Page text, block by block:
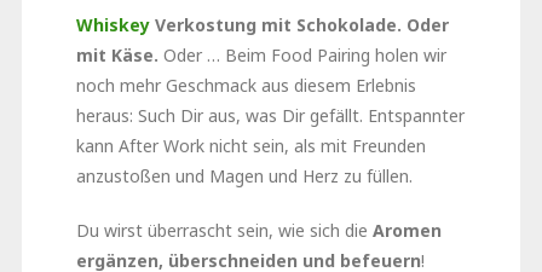
WhiskeyVerkostung mit Schokolade. Oder
mit Käse. Oder … Beim Food Pairing holen wir
noch mehr Geschmack aus diesem Erlebnis
heraus: Such Dir aus, was Dir gefällt. Entspannter
kann After Work nicht sein, als mit Freunden
anzustoßen und Magen und Herz zu füllen.
Du wirst überrascht sein, wie sich die Aromen
ergänzen, überschneiden und befeuern!